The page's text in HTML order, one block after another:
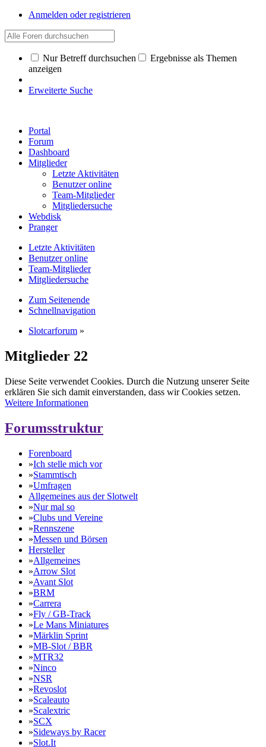
Anmelden oder registrieren
Nur Betreff durchsuchen
Ergebnisse als Themen
anzeigen
Erweiterte Suche
Portal
Forum
Dashboard
Mitglieder
Letzte Aktivitäten
Benutzer online
Team-Mitglieder
Mitgliedersuche
Webdisk
Pranger
Letzte Aktivitäten
Benutzer online
Team-Mitglieder
Mitgliedersuche
Zum Seitenende
Schnellnavigation
Slotcarforum »
Mitglieder 22
Diese Seite verwendet Cookies. Durch die Nutzung unserer Seite
erklären Sie sich damit einverstanden, dass wir Cookies setzen.
Weitere Informationen
Forumsstruktur
Forenboard
»Ich stelle mich vor
»Stammtisch
»Umfragen
Allgemeines aus der Slotwelt
»Nur mal so
»Clubs und Vereine
»Rennszene
»Messen und Börsen
Hersteller
»Allgemeines
»Arrow Slot
»Avant Slot
»BRM
»Carrera
»Fly / GB-Track
»Le Mans Miniatures
»Märklin Sprint
»MB-Slot / BBR
»MTR32
»Ninco
»NSR
»Revoslot
»Scaleauto
»Scalextric
»SCX
»Sideways by Racer
»Slot.It